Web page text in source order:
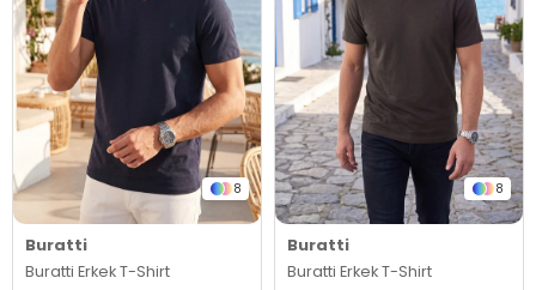
8
Buratti
Buratti Erkek T-Shirt
8
Buratti
Buratti Erkek T-Shirt